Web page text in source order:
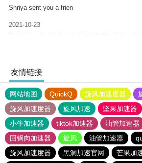
Shriya sent you a frien
2021-10-23
友情链接
网站地图 QuickQ 旋风加速度器
旋风加速度器
旋风加速 坚果加速器
小牛加速器
tiktok加速器 油管加速器
回锅肉加速器
旋风 油管加速器
旋风加速度器
黑洞加速官网
芒果加